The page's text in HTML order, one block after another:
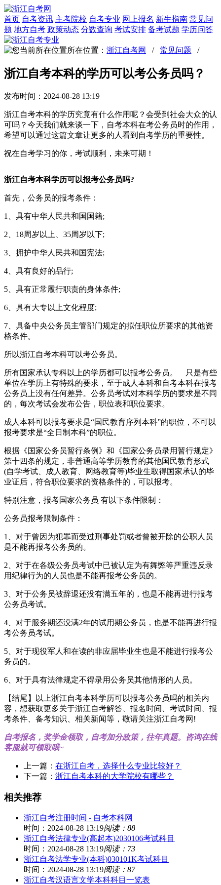
首页 自考资讯 主考院校 自考专业 网上报名 新生指南 常见问
题 地方自考 政策动态 分数查询 考试安排 备考试题 学历问答
所在位置： 浙江自考网 / 常见问题 /
浙江自考本科的学历可以考公务员吗？
发布时间：2024-08-28 13:19
浙江自考本科的学历究竟有什么作用呢？会受到社会大众的认
可吗？今天我们就来谈一下，自考本科在考公务员时的作用，
希望可以通过这篇文章让更多的人看到自考学历的重要性。
祝在自考学习的你，考试顺利，未来可期！
浙江自考本科学历可以报考公务员吗?
首先，公务员的报考条件：
1、具有中华人民共和国国籍;
2、18周岁以上、35周岁以下;
3、拥护中华人民共和国宪法;
4、具有良好的品行;
5、具有正常履行职责的身体条件;
6、具有大专以上文化程度;
7、具备中央公务员主管部门规定的拟任职位所要求的其他资
格条件。
所以浙江自考本科可以考公务员。
所有国家承认专科以上的学历都可以报考公务员。 只是有些
单位在学历上有特殊的要求，至于成人本科和自考本科在报考
公务员上没有任何差异。公务员考试对本科学历的要求是不同
的，每次考试会发布公告，职位表和职位要求。
成人本科可以报考要求是“国民教育序列本科”的职位，不可以
报考要求是“全日制本科”的职位。
根据《国家公务员暂行条例》和《国家公务员录用暂行规定》
第十四条的规定，非普通高等学历教育的其他国民教育形式
(自学考试、成人教育、网络教育等)毕业生取得国家承认的毕
业证后，符合职位要求的资格条件的，可以报考。
特别注意，报考国家公务员 有以下条件限制：
公务员报考限制条件：
1、对于曾因为犯罪而受过刑事处罚或者曾被开除的公职人员
是不能再报考公务员的。
2、对于在各级公务员考试中已被认定为有舞弊等严重违反录
用纪律行为的人员也是不能再报考公务员的。
3、对于公务员被辞退还没有满五年的，也是不能再进行报考
公务员考试。
4、对于服务期还没满2年的试用期公务员，也是不能再进行报
考公务员考试。
5、对于现役军人和在读的非应届毕业生也是不能进行报考公
务员的。
6、对于具有法律规定不得录用公务员其他情形的人员。
【结尾】以上浙江自考本科学历可以报考公务员吗的相关内
容，想获取更多关于浙江自考解答、报名时间、考试时间、报
考条件、备考知识、相关新闻等，敬请关注浙江自考网!
自考报名，奖学金领取，自考加分政策，往年真题。咨询在线
客服就可领取哦~
上一篇： 在浙江自考，选择什么专业比较好？
下一篇： 浙江自考本科的大学院校有哪些？
相关推荐
浙江自考注册时间 - 自考本科网
时间：2024-08-28 13:19阅读：88
浙江自考法律专业(高起本)2030106考试科目
时间：2024-08-28 13:19阅读：73
浙江自考法学专业(本科)030101K考试科目
时间：2024-08-28 13:19阅读：87
浙江自考汉语言文学本科科目一览表